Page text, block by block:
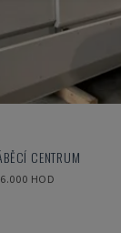
CENTRUM
6.000 HOD